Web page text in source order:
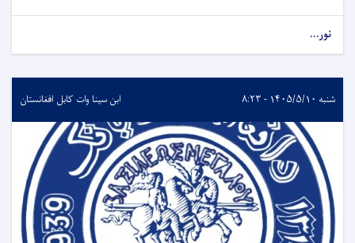
نور...
شنبه ۱۴۰۵/۵/۱۰ - ۸:۲۳ ابن سینا وات کابل افغانستان